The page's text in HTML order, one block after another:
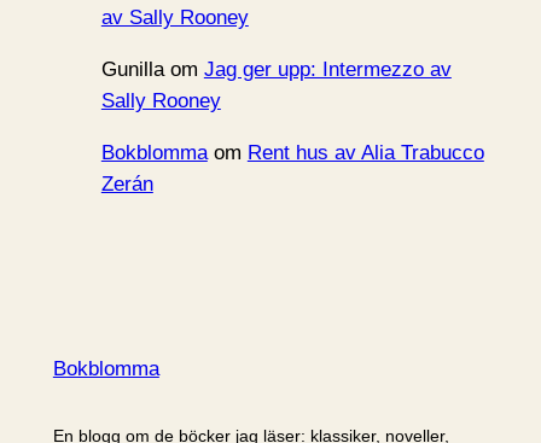
av Sally Rooney
Gunillaom Jag ger upp: Intermezzo av
Sally Rooney
Bokblommaom Rent hus av Alia Trabucco
Zerán
Bokblomma
En blogg om de böcker jag läser: klassiker, noveller,